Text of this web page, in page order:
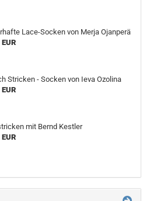
Lace-Socken von Merja Ojanperä
Stricken - Socken von Ieva Ozolina
mit Bernd Kestler